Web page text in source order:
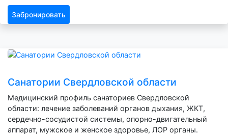
Забронировать
Санатории Свердловской области
Медицинский профиль санаториев Свердловской
области: лечение заболеваний органов дыхания, ЖКТ,
сердечно-сосудистой системы, опорно-двигательный
аппарат, мужское и женское здоровье, ЛОР органы.